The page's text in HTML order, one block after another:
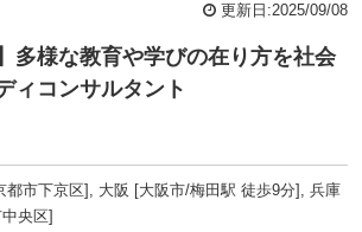
更新日:2025/09/08
多様な教育や学びの在り方を社会
ィコンサルタント
都市下京区], 大阪 [大阪市/梅田駅 徒歩9分], 兵庫
央区]